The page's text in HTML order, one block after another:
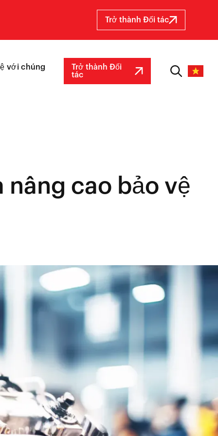
Trở thành Đối tác
với chúng
Trở thành Đối
tác
nâng cao bảo vệ